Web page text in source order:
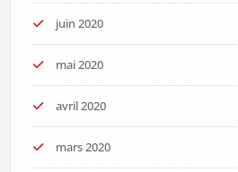
juin 2020
mai 2020
avril 2020
mars 2020